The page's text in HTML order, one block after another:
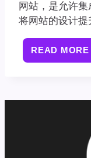
网站，是允许
将网站的设计
READ MORE